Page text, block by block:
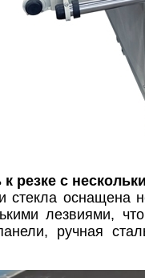
резке с
оснащена
лезвиями,
ручная